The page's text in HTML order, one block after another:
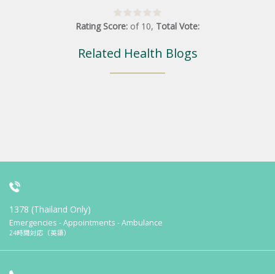
Rating Score: of 10, Total Vote:
Related Health Blogs
1378 (Thailand Only)
Emergencies - Appointments - Ambulance
24時間対応（英語）